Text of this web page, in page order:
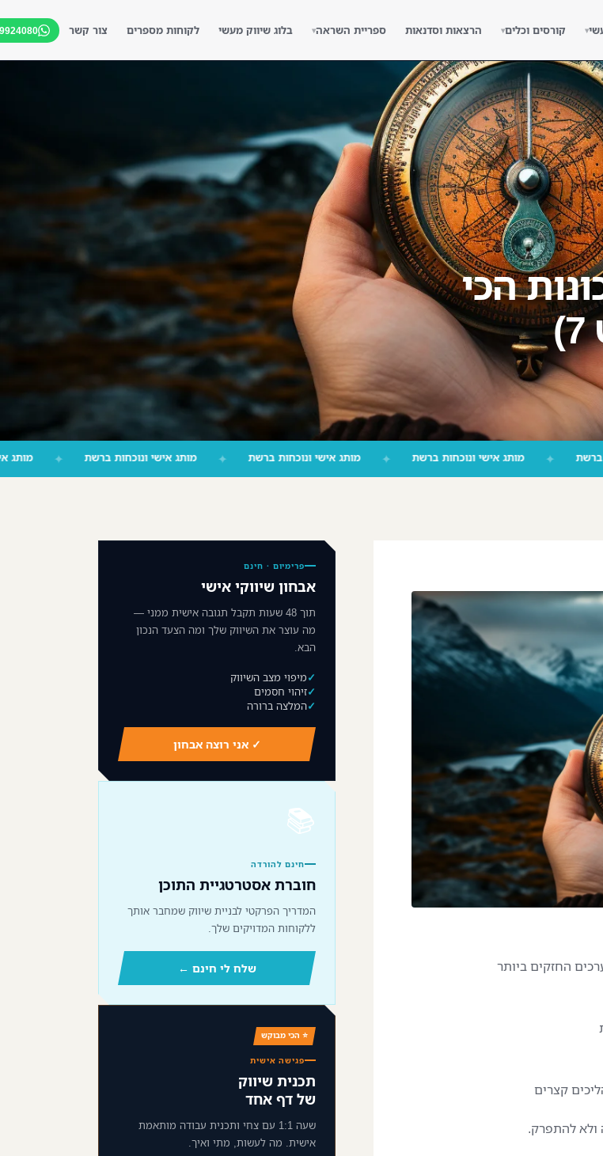
▾ קורסים וכלים▾ הרצאות וסדנאות ספריית השראה▾ בלוג שיווק מעשי לקוחות מספרים צור קשר
הכי
ונוכחות ברשת ✦ מותג אישי ונוכחות ברשת ✦ מותג אישי ונוכחות ברשת ✦ מותג אישי ונוכחות ברשת
החזקים ביותר
קצרים
ולא להתפרק.
פרימיום · חינם
אבחון שיווקי אישי
תוך 48 שעות תקבל תגובה אישית ממני —
מה עוצר את השיווק שלך ומה הצעד הנכון
הבא.
מיפוי מצב השיווק
זיהוי חסמים
המלצה ברורה
✓ אני רוצה אבחון
📚
חינם להורדה
חוברת אסטרטגיית התוכן
המדריך הפרקטי לבניית שיווק שמחבר אותך
ללקוחות המדויקים שלך.
שלח לי חינם ←
⭐ הכי מבוקש
פגישה אישית
תכנית שיווק
של דף אחד
שעה 1:1 עם צחי ותכנית עבודה מותאמת
אישית. מה לעשות, מתי ואיך.